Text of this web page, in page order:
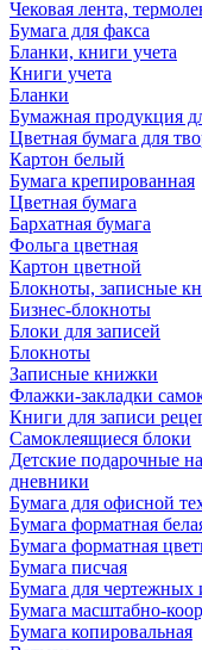
Чековая лента,
Бумага для факса
Бланки, книги учета
Книги учета
Бланки
Бумажная продукция
Цветная бумага для
Картон белый
Бумага крепированная
Цветная бумага
Бархатная бумага
Фольга цветная
Картон цветной
Блокноты, записные
Бизнес-блокноты
Блоки для записей
Блокноты
Записные книжки
Флажки-закладки
Книги для записи
Самоклеящиеся блоки
Детские подарочные
дневники
Бумага для офисной
Бумага форматная
Бумага форматная
Бумага писчая
Бумага для чертежных
Бумага масштабно-
Бумага копировальная